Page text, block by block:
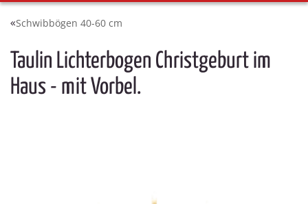
Schwibbögen 40-60 cm
Taulin Lichterbogen Christgeburt im
Haus - mit Vorbel.